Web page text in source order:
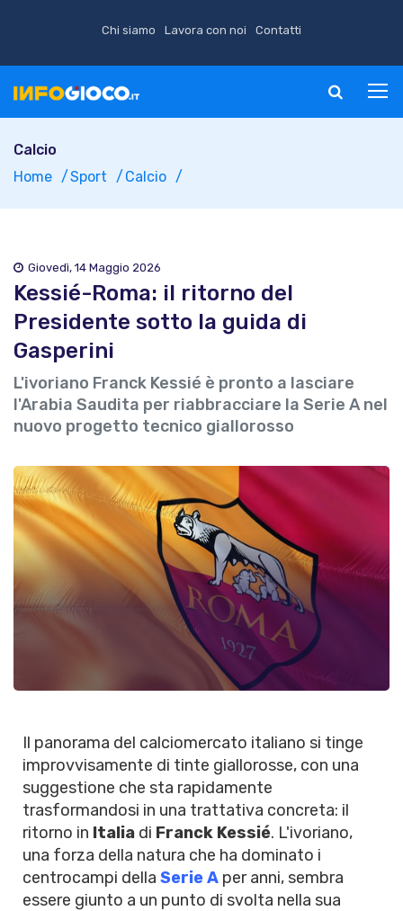
Chi siamo Lavora con noi Contatti
Calcio
Home
Sport Calcio
Giovedì, 14 Maggio 2026
Kessié-Roma: il ritorno del
Presidente sotto la guida di
Gasperini
L'ivoriano Franck Kessié è pronto a lasciare
l'Arabia Saudita per riabbracciare la Serie A nel
nuovo progetto tecnico giallorosso
Il panorama del calciomercato italiano si tinge
improvvisamente di tinte giallorosse, con una
suggestione che sta rapidamente
trasformandosi in una trattativa concreta: il
ritorno in Italia di Franck Kessié. L'ivoriano,
una forza della natura che ha dominato i
centrocampi della Serie A per anni, sembra
essere giunto a un punto di svolta nella sua